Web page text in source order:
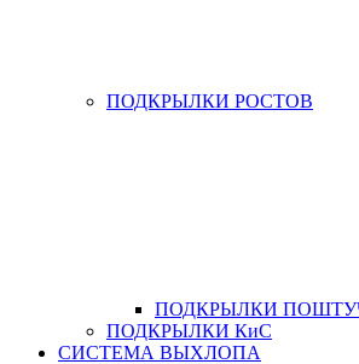
ПОДКРЫЛКИ РОСТОВ
ПОДКРЫЛКИ
ПОДКРЫЛКИ КиС
СИСТЕМА ВЫХЛОПА